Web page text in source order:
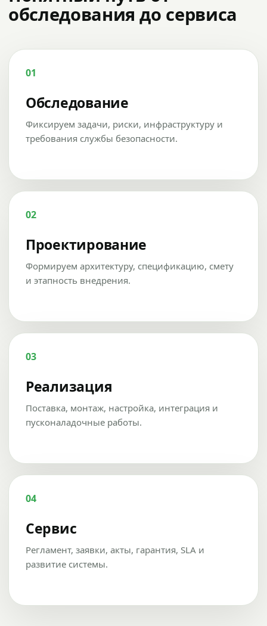
обследования до сервиса
01
Обследование
Фиксируем задачи, риски, инфраструктуру и
требования службы безопасности.
02
Проектирование
Формируем архитектуру, спецификацию, смету
и этапность внедрения.
03
Реализация
Поставка, монтаж, настройка, интеграция и
пусконаладочные работы.
04
Сервис
Регламент, заявки, акты, гарантия, SLA и
развитие системы.